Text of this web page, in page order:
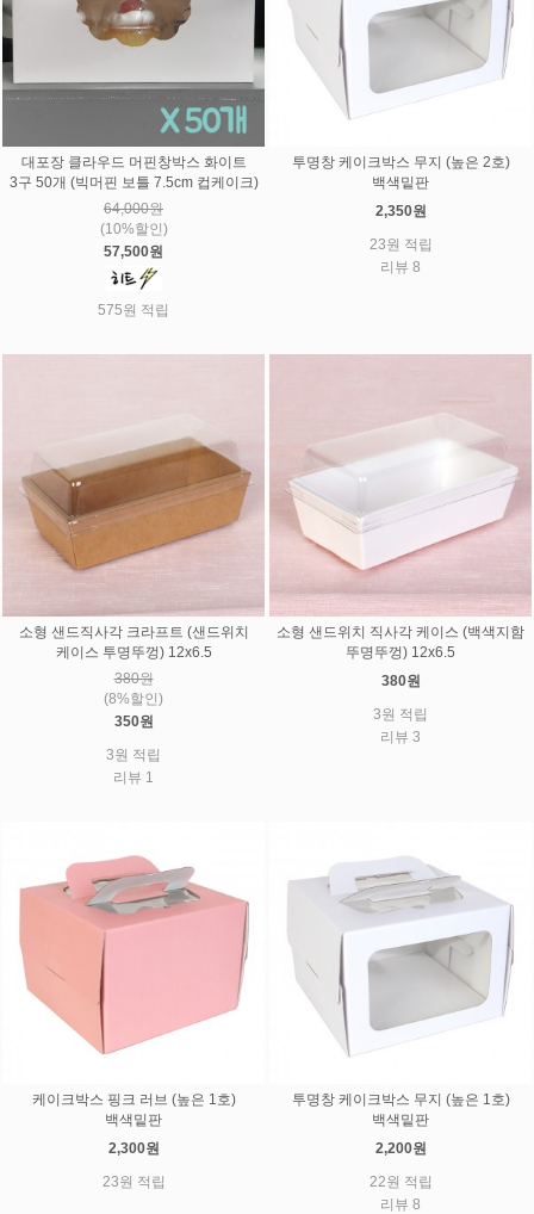
대포장 클라우드 머핀창박스 화이트
3구 50개 (빅머핀 보틀 7.5cm 컵케이크)
64,000원
(10%할인)
57,500원
575원 적립
투명창 케이크박스 무지 (높은 2호)
백색밑판
2,350원
23원 적립
리뷰 8
소형 샌드직사각 크라프트 (샌드위치
케이스 투명뚜껑) 12x6.5
380원
(8%할인)
350원
3원 적립
리뷰 1
소형 샌드위치 직사각 케이스 (백색지함
뚜명뚜껑) 12x6.5
380원
3원 적립
리뷰 3
케이크박스 핑크 러브 (높은 1호)
백색밑판
2,300원
23원 적립
투명창 케이크박스 무지 (높은 1호)
백색밑판
2,200원
22원 적립
리뷰 8